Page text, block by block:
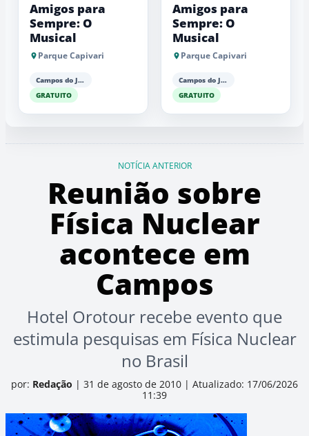
Amigos para
Sempre: O
Musical
Parque Capivari
Campos do Jordão
GRATUITO
Amigos para
Sempre: O
Musical
Parque Capivari
Campos do Jordão
GRATUITO
NOTÍCIA ANTERIOR
Reunião sobre
Física Nuclear
acontece em
Campos
Hotel Orotour recebe evento que
estimula pesquisas em Física Nuclear
no Brasil
por: Redação | 31 de agosto de 2010 | Atualizado: 17/06/2026
11:39